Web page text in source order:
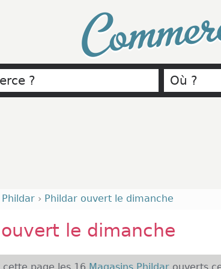
Phildar › Phildar ouvert le dimanche
le dimanche